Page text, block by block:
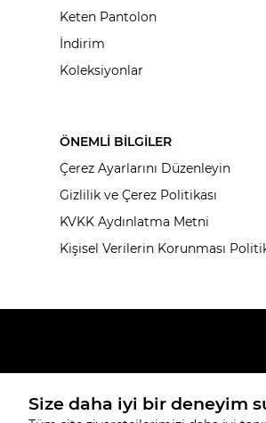
Keten Pantolon
İndirim
Koleksiyonlar
ÖNEMLİ BİLGİLER
Çerez Ayarlarını Düzenleyin
Gizlilik ve Çerez Politikası
KVKK Aydınlatma Metni
Kişisel Verilerin Korunması